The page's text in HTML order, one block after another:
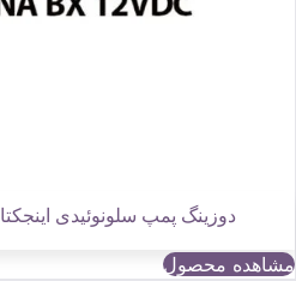
دوزینگ پمپ سلونوئیدی اینجکتا ATHENA BX 12VDC
مشاهده محصول